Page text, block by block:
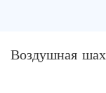
Воздушная